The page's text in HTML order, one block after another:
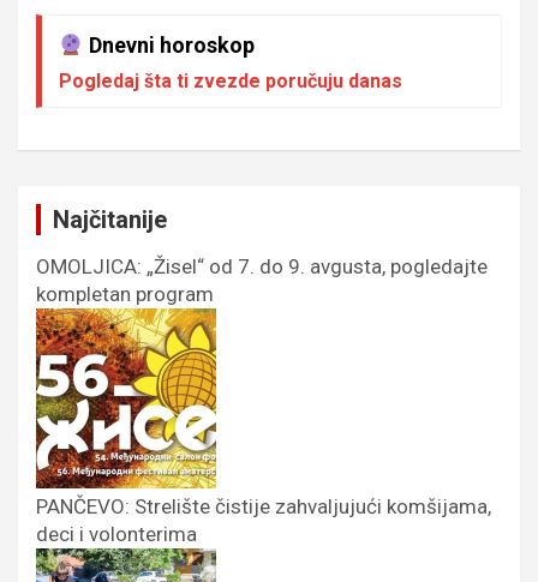
Dnevni horoskop
Pogledaj šta ti zvezde poručuju danas
Najčitanije
OMOLJICA: „Žisel“ od 7. do 9. avgusta, pogledajte
kompletan program
PANČEVO: Strelište čistije zahvaljujući komšijama,
deci i volonterima